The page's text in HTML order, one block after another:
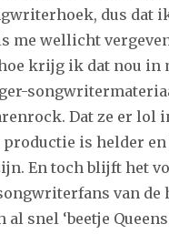
dus dat
me wellicht
krijg ik dat nou in
Dat ze er lol
productie is helder
En toch blijft het
van
snel ‘beetje